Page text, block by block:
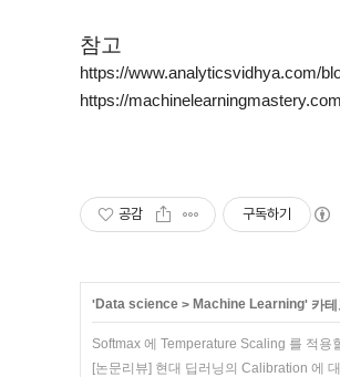
참고
https://www.analyticsvidhya.com/
https://
공감 구독하기
'Data science > Machine Learning' 카
Softmax 에 Temperature Scaling 를 적용
[논문리뷰] 현대 딥러닝의 Calibration 에